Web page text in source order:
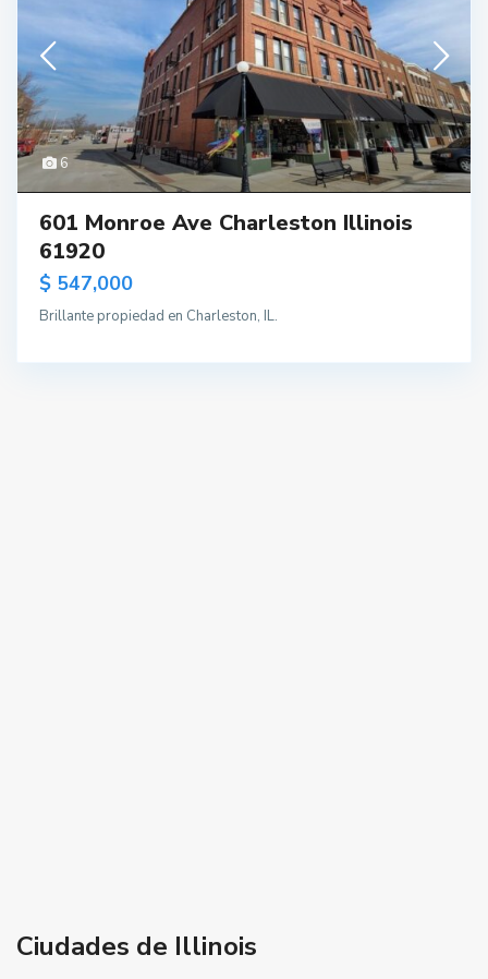
6
601 Monroe Ave Charleston Illinois
61920
$ 547,000
Brillante propiedad en Charleston, IL.
Ciudades de Illinois